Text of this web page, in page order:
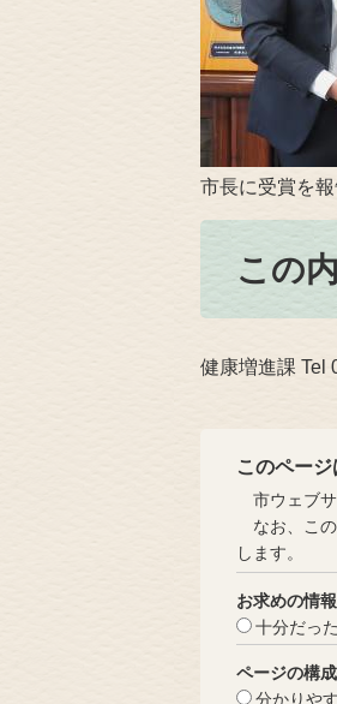
市長に受賞を
この
健康増進課 Tel
このペー
市ウェブサ
なお、この
します。
お求めの情
十分だった
ページの構
分かりや